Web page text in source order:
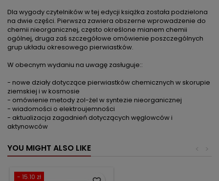
Dla wygody czytelników w tej edycji książka została podzielona
na dwie części. Pierwsza zawiera obszerne wprowadzenie do
chemii nieorganicznej, często określone mianem chemii
ogólnej, druga zaś szczegółowe omówienie poszczególnych
grup układu okresowego pierwiastków.
W obecnym wydaniu na uwagę zasługuje::
- nowe działy dotyczące pierwiastków chemicznych w skorupie
ziemskiej i w kosmosie
- omówienie metody zol-żel w syntezie nieorganicznej
- wiadomości o elektroujemności
- aktualizacja zagadnień dotyczących węglowców i
aktynowców
YOU MIGHT ALSO LIKE >
<
- 15.10 zł